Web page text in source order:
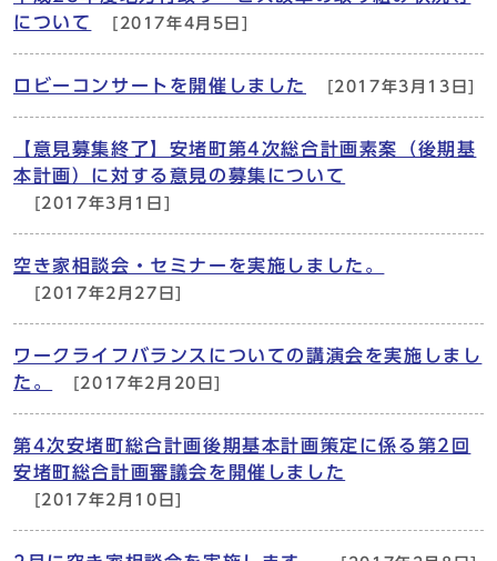
について
[2017年4月5日]
ロビーコンサートを開催しました [2017年3月13日]
【意見募集終了】安堵町第4次総合計画素案（後期基
本計画）に対する意見の募集について
[2017年3月1日]
空き家相談会・セミナーを実施しました。
[2017年2月27日]
ワークライフバランスについての講演会を実施しまし
た。
[2017年2月20日]
第4次安堵町総合計画後期基本計画策定に係る第2回
安堵町総合計画審議会を開催しました
[2017年2月10日]